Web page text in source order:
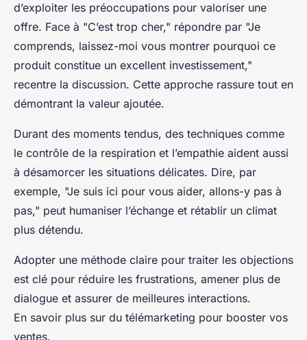
d’exploiter les préoccupations pour valoriser une
offre. Face à "C’est trop cher," répondre par "Je
comprends, laissez-moi vous montrer pourquoi ce
produit constitue un excellent investissement,"
recentre la discussion. Cette approche rassure tout en
démontrant la valeur ajoutée.
Durant des moments tendus, des techniques comme
le contrôle de la respiration et l’empathie aident aussi
à désamorcer les situations délicates. Dire, par
exemple, "Je suis ici pour vous aider, allons-y pas à
pas," peut humaniser l’échange et rétablir un climat
plus détendu.
Adopter une méthode claire pour traiter les objections
est clé pour réduire les frustrations, amener plus de
dialogue et assurer de meilleures interactions.
En savoir plus sur du télémarketing pour booster vos
ventes.